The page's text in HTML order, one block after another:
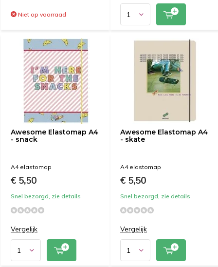
Niet op voorraad
Awesome Elastomap A4
- snack
A4 elastomap
€ 5,50
Snel bezorgd, zie details
Vergelijk
Awesome Elastomap A4
- skate
A4 elastomap
€ 5,50
Snel bezorgd, zie details
Vergelijk